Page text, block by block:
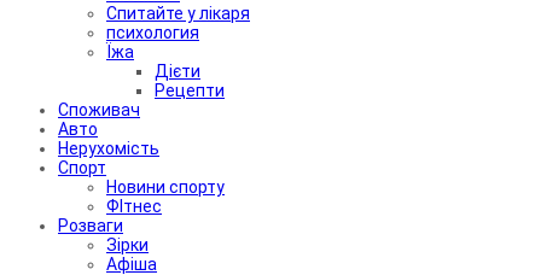
Спитайте у лікаря
психология
Їжа
Дієти
Рецепти
Споживач
Авто
Нерухомість
Спорт
Новини спорту
ФІтнес
Розваги
Зірки
Афіша